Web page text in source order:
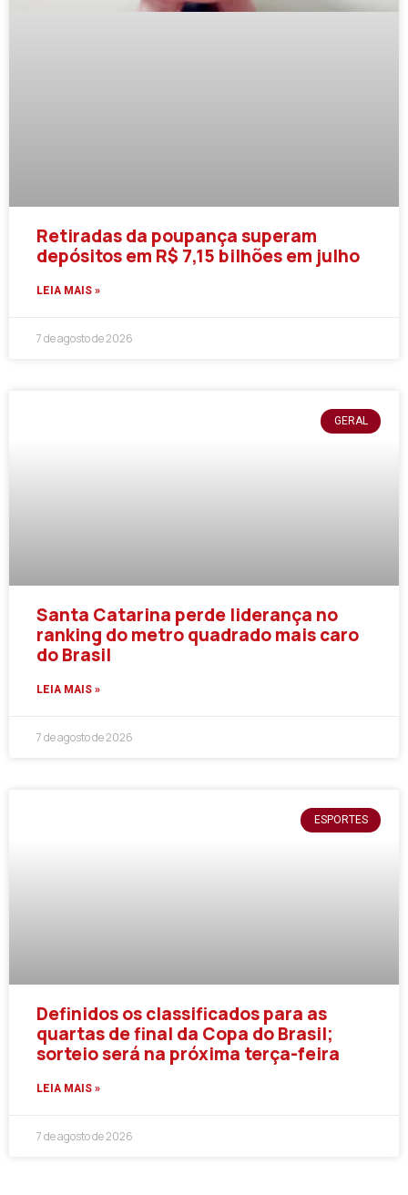
Retiradas da poupança superam
depósitos em R$ 7,15 bilhões em julho
LEIA MAIS »
7 de agosto de 2026
GERAL
Santa Catarina perde liderança no
ranking do metro quadrado mais caro
do Brasil
LEIA MAIS »
7 de agosto de 2026
ESPORTES
Definidos os classificados para as
quartas de final da Copa do Brasil;
sorteio será na próxima terça-feira
LEIA MAIS »
7 de agosto de 2026